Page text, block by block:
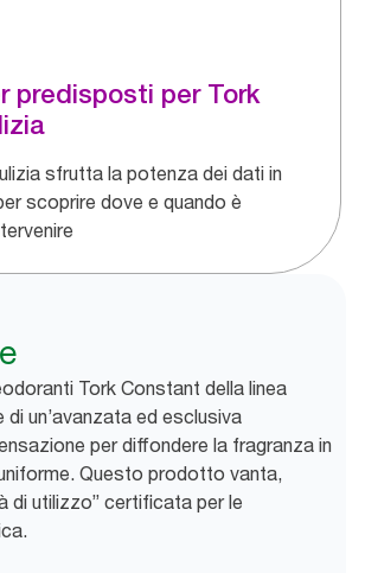
predisposti per Tork
sfrutta la potenza dei dati in
scoprire dove e quando è
Tork Constant della linea
di un’avanzata ed esclusiva
per diffondere la fragranza in
Questo prodotto vanta,
di utilizzo” certificata per le